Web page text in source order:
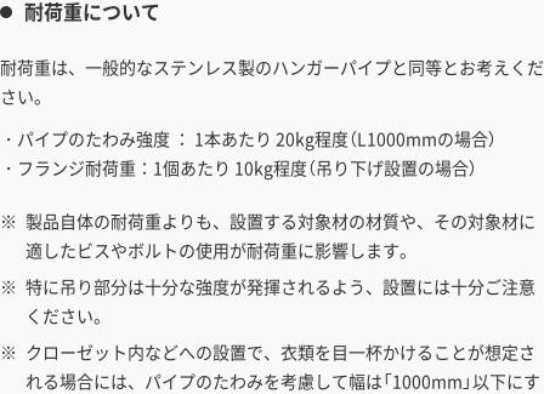
耐荷重について
耐荷重は、一般的なステンレス製のハンガーパイプと同等とお考えくだ
さい。
・パイプのたわみ強度 ： 1本あたり 20kg程度（L1000mmの場合）
・フランジ耐荷重：1個あたり 10kg程度（吊り下げ設置の場合）
製品自体の耐荷重よりも、設置する対象材の材質や、その対象材に
適したビスやボルトの使用が耐荷重に影響します。
特に吊り部分は十分な強度が発揮されるよう、設置には十分ご注意
ください。
クローゼット内などへの設置で、衣類を目一杯かけることが想定さ
れる場合には、パイプのたわみを考慮して幅は「1000mm」以下にす